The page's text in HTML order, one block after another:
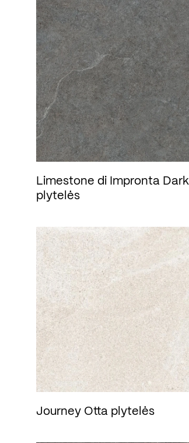
Limestone di Impronta Dark
plytelės
Journey Otta plytelės